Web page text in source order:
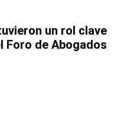
un rol clave
Foro de Abogados